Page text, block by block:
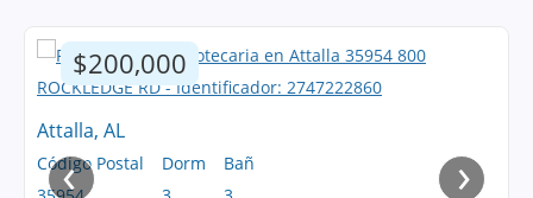
$200,000
Attalla, AL
Código Postal
Dorm
Bañ
‹ ›